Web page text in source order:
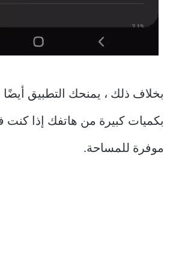
بخلاف ذلك ، يمنحك التطبيق أيضًا
بكميات كبيرة من هاتفك إذا كنت
موفرة للمساحة.